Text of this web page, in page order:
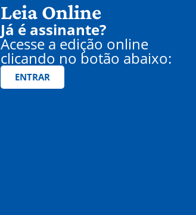
Leia Online
Já é assinante?
Acesse a edição online
clicando no botão abaixo:
ENTRAR